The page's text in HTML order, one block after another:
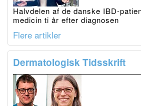
Halvdelen af de danske IBD-
medicin ti år efter diagnosen
Flere artikler
Dermatologisk Tidsskrift